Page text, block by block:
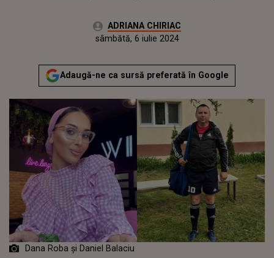
Autor:ADRIANA CHIRIAC
Actualizat:
sâmbătă, 6 iulie 2024
Adaugă-ne ca sursă preferată în Google
Dana Roba și Daniel Balaciu